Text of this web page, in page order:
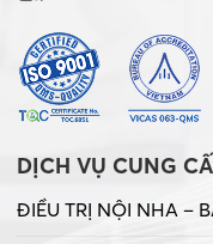
DỊCH VỤ CUNG
ĐIỀU TRỊ NỘI NHA –